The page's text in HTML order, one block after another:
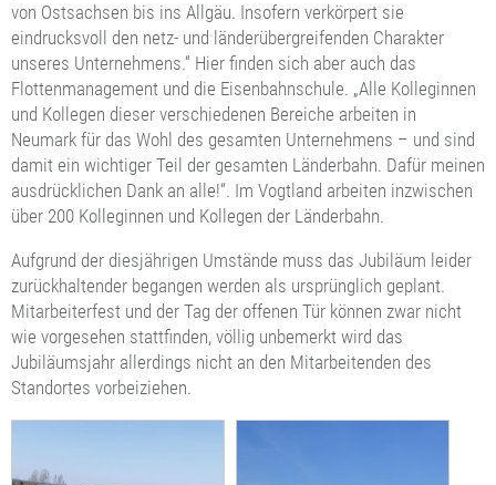
von Ostsachsen bis ins Allgäu. Insofern verkörpert sie
eindrucksvoll den netz- und länderübergreifenden Charakter
unseres Unternehmens.“ Hier finden sich aber auch das
Flottenmanagement und die Eisenbahnschule. „Alle Kolleginnen
und Kollegen dieser verschiedenen Bereiche arbeiten in
Neumark für das Wohl des gesamten Unternehmens – und sind
damit ein wichtiger Teil der gesamten Länderbahn. Dafür meinen
ausdrücklichen Dank an alle!“. Im Vogtland arbeiten inzwischen
über 200 Kolleginnen und Kollegen der Länderbahn.
Aufgrund der diesjährigen Umstände muss das Jubiläum leider
zurückhaltender begangen werden als ursprünglich geplant.
Mitarbeiterfest und der Tag der offenen Tür können zwar nicht
wie vorgesehen stattfinden, völlig unbemerkt wird das
Jubiläumsjahr allerdings nicht an den Mitarbeitenden des
Standortes vorbeiziehen.